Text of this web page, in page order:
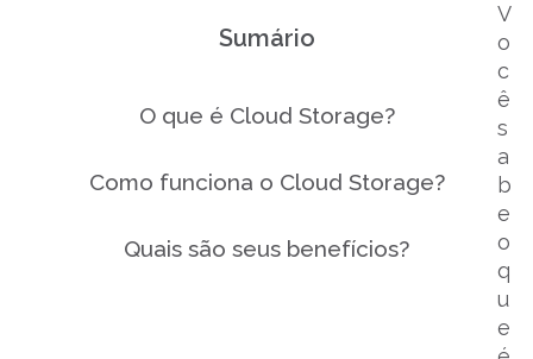
V
o
c
ê
s
a
b
e
o
q
u
e
Sumário
O que é Cloud Storage?
Como funciona o Cloud Storage?
Quais são seus benefícios?